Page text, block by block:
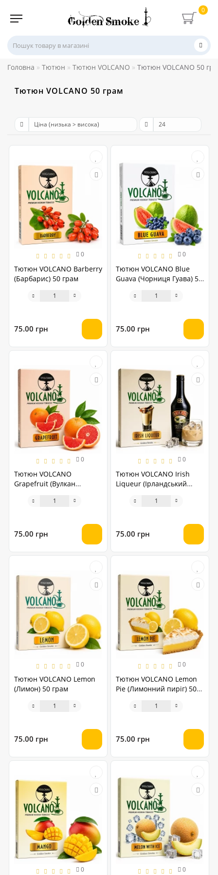
0
Головна Тютюн Тютюн VOLCANO Тютюн VOLCANO 50
Тютюн VOLCANO 50 грам
0
Тютюн VOLCANO Barberry
(Барбарис) 50 грам
75.00 грн
0
Тютюн VOLCANO Blue
Guava (Чорниця Гуава) 50
75.00 грн
0
Тютюн VOLCANO
Grapefruit (Вулкан
75.00 грн
0
Тютюн VOLCANO Irish
Liqueur (Ірландський
75.00 грн
0
Тютюн VOLCANO Lemon
(Лимон) 50 грам
75.00 грн
0
Тютюн VOLCANO Lemon
Pie (Лимонний пиріг) 50
75.00 грн
0 0